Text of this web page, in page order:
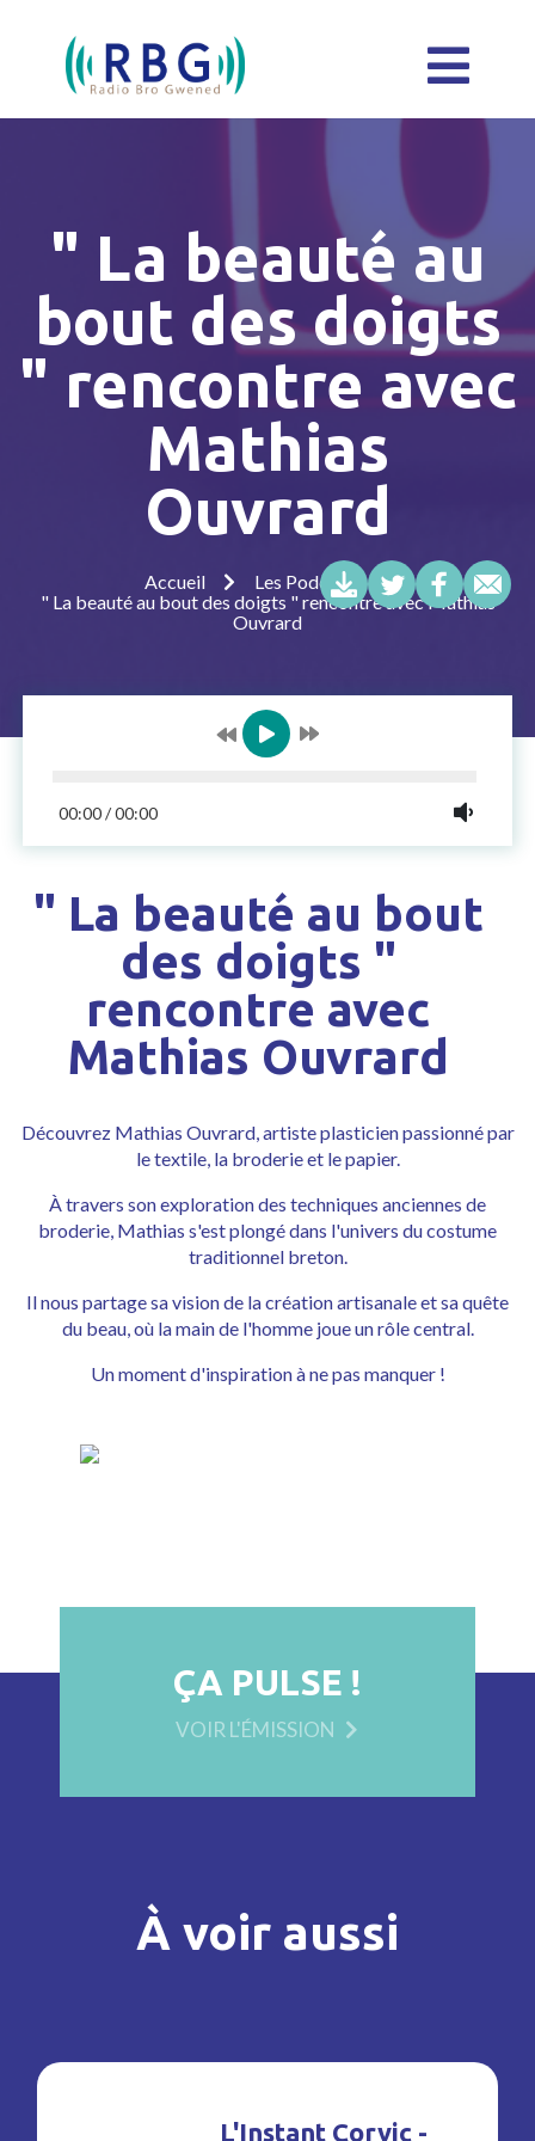
" La beauté au
bout des doigts
" rencontre avec
Mathias
Ouvrard
Accueil
Les Podcasts
" La beauté au bout des doigts " rencontre avec Mathias
Ouvrard
00:00/00:00
" La beauté au bout
des doigts "
rencontre avec
Mathias Ouvrard
Découvrez Mathias Ouvrard, artiste plasticien passionné par
le textile, la broderie et le papier.
À travers son exploration des techniques anciennes de
broderie, Mathias s'est plongé dans l'univers du costume
traditionnel breton.
Il nous partage sa vision de la création artisanale et sa quête
du beau, où la main de l'homme joue un rôle central.
Un moment d'inspiration à ne pas manquer !
ÇA PULSE !
VOIR L'ÉMISSION
À voir aussi
L'Instant Corvic -